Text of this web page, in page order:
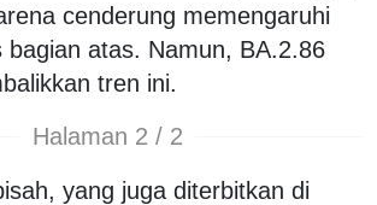
cenderung memengaruhi
bagian atas. Namun, BA.2.86
tren ini.
Halaman 2 / 2
yang juga diterbitkan di